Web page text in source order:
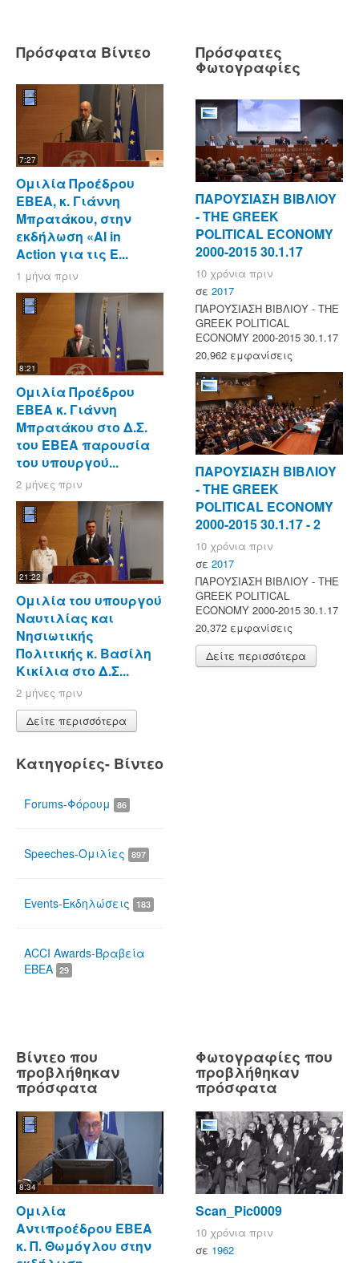
Πρόσφατα Βίντεο
7:27
Ομιλία Προέδρου
ΕΒΕΑ, κ. Γιάννη
Μπρατάκου, στην
εκδήλωση «AI in
Action για τις Ε...
1 μήνα πριν
8:21
Ομιλία Προέδρου
ΕΒΕΑ κ. Γιάννη
Μπρατάκου στο Δ.Σ.
του ΕΒΕΑ παρουσία
του υπουργού...
2 μήνες πριν
21:22
Ομιλία του υπουργού
Ναυτιλίας και
Νησιωτικής
Πολιτικής κ. Βασίλη
Κικίλια στο Δ.Σ...
2 μήνες πριν
Δείτε περισσότερα
Κατηγορίες- Βίντεο
Forums-Φόρουμ 86
Speeches-Ομιλίες 897
Events-Εκδηλώσεις 183
ACCI Awards-Βραβεία
ΕΒΕΑ 29
Πρόσφατες
Φωτογραφίες
ΠΑΡΟΥΣΙΑΣΗ ΒΙΒΛΙΟΥ
- ΤΗΕ GREEK
POLITICAL ECONOMY
2000-2015 30.1.17
10 χρόνια πριν
σε 2017
ΠΑΡΟΥΣΙΑΣΗ ΒΙΒΛΙΟΥ - ΤΗΕ
GREEK POLITICAL
ECONOMY 2000-2015 30.1.17
20,962 εμφανίσεις
ΠΑΡΟΥΣΙΑΣΗ ΒΙΒΛΙΟΥ
- ΤΗΕ GREEK
POLITICAL ECONOMY
2000-2015 30.1.17 - 2
10 χρόνια πριν
σε 2017
ΠΑΡΟΥΣΙΑΣΗ ΒΙΒΛΙΟΥ - ΤΗΕ
GREEK POLITICAL
ECONOMY 2000-2015 30.1.17
20,372 εμφανίσεις
Δείτε περισσότερα
Βίντεο που
προβλήθηκαν
πρόσφατα
8:34
Ομιλία
Αντιπροέδρου ΕΒΕΑ
κ. Π. Θωμόγλου στην
Φωτογραφίες που
προβλήθηκαν
πρόσφατα
Scan_Pic0009
10 χρόνια πριν
σε 1962